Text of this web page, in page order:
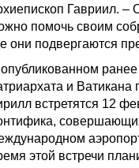
Гавриил. –
помочь своим
они подвергаются
и Ватикана
встретятся 12
этой встречи